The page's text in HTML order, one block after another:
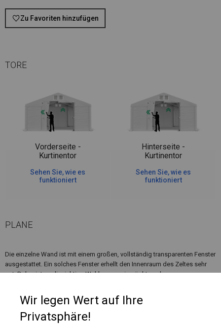
Zu Favoriten hinzufügen
TORE
Vorderseite -
Kurtinentor
Sehen Sie, wie es
funktioniert
Hinterseite -
Kurtinentor
Sehen Sie, wie es
funktioniert
PLANE
Die einzelne Wand ist mit einem großen, vollständig transparenten Fenster
ausgestattet. Ein solches Fenster erhellt den Innenraum des Zeltes sehr
gut. Daher ist es die richtige Wahl, wenn wir möchten, dass unsere
Einzelheiten ansehen
Wir legen Wert auf Ihre
Privatsphäre!